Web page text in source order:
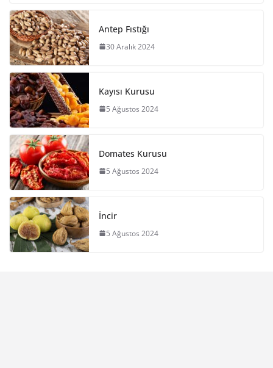
Antep Fıstığı
30 Aralık 2024
Kayısı Kurusu
5 Ağustos 2024
Domates Kurusu
5 Ağustos 2024
İncir
5 Ağustos 2024